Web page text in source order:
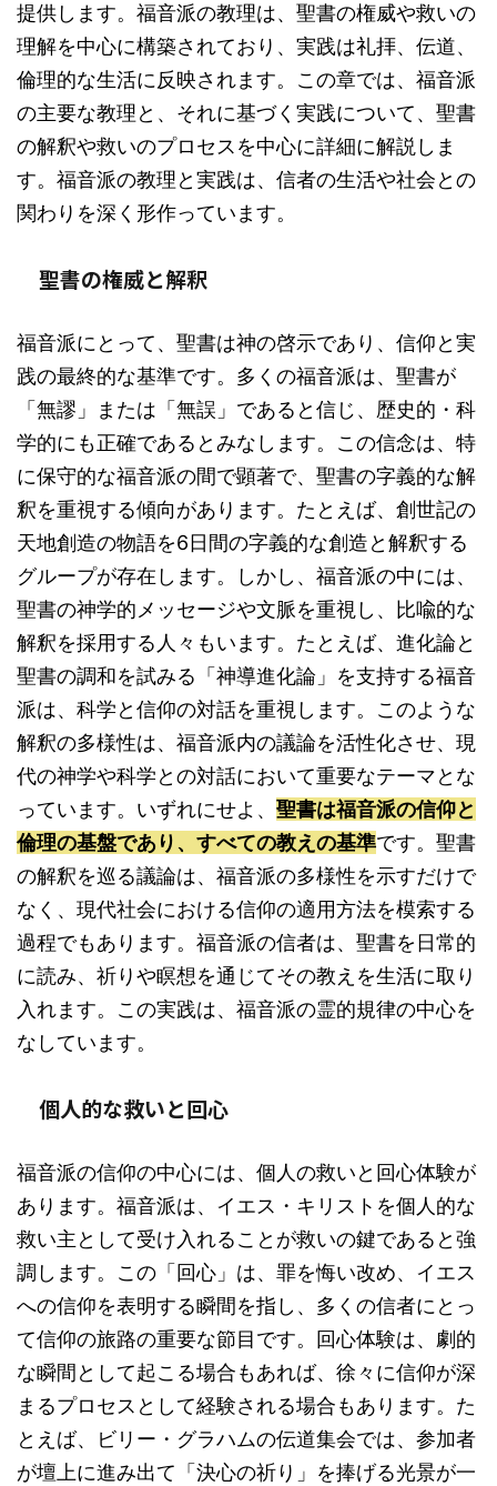
提供します。福音派の教理は、聖書の権威や救いの
理解を中心に構築されており、実践は礼拝、伝道、
倫理的な生活に反映されます。この章では、福音派
の主要な教理と、それに基づく実践について、聖書
の解釈や救いのプロセスを中心に詳細に解説しま
す。福音派の教理と実践は、信者の生活や社会との
関わりを深く形作っています。
聖書の権威と解釈
福音派にとって、聖書は神の啓示であり、信仰と実
践の最終的な基準です。多くの福音派は、聖書が
「無謬」または「無誤」であると信じ、歴史的・科
学的にも正確であるとみなします。この信念は、特
に保守的な福音派の間で顕著で、聖書の字義的な解
釈を重視する傾向があります。たとえば、創世記の
天地創造の物語を6日間の字義的な創造と解釈する
グループが存在します。しかし、福音派の中には、
聖書の神学的メッセージや文脈を重視し、比喩的な
解釈を採用する人々もいます。たとえば、進化論と
聖書の調和を試みる「神導進化論」を支持する福音
派は、科学と信仰の対話を重視します。このような
解釈の多様性は、福音派内の議論を活性化させ、現
代の神学や科学との対話において重要なテーマとな
っています。いずれにせよ、 聖書は福音派の信仰と
倫理の基盤であり、すべての教えの基準です。聖書
の解釈を巡る議論は、福音派の多様性を示すだけで
なく、現代社会における信仰の適用方法を模索する
過程でもあります。福音派の信者は、聖書を日常的
に読み、祈りや瞑想を通じてその教えを生活に取り
入れます。この実践は、福音派の霊的規律の中心を
なしています。
個人的な救いと回心
福音派の信仰の中心には、個人の救いと回心体験が
あります。福音派は、イエス・キリストを個人的な
救い主として受け入れることが救いの鍵であると強
調します。この「回心」は、罪を悔い改め、イエス
への信仰を表明する瞬間を指し、多くの信者にとっ
て信仰の旅路の重要な節目です。回心体験は、劇的
な瞬間として起こる場合もあれば、徐々に信仰が深
まるプロセスとして経験される場合もあります。た
とえば、ビリー・グラハムの伝道集会では、参加者
が壇上に進み出て「決心の祈り」を捧げる光景が一